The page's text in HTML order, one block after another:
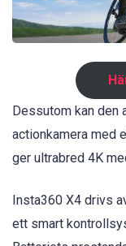
Dessutom kan den
actionkamera med
ger ultrabred 4K
Insta360 X4 drivs
ett smart